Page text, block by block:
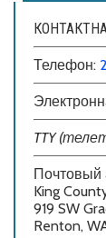
Телефон:
TTY
Почтовый
King
919 SW
Renton,